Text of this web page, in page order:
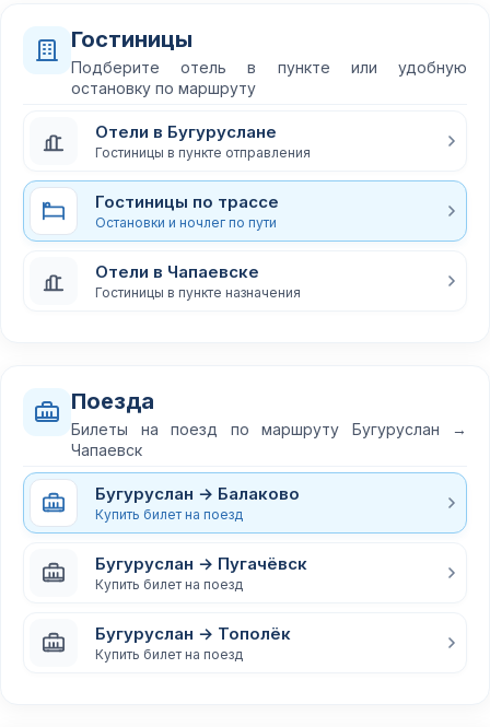
Гостиницы
Подберите отель в пункте или удобную
остановку по маршруту
Отели в Бугуруслане
Гостиницы в пункте отправления
Гостиницы по трассе
Остановки и ночлег по пути
Отели в Чапаевске
Гостиницы в пункте назначения
Поезда
Билеты на поезд по маршруту Бугуруслан →
Чапаевск
Бугуруслан → Балаково
Купить билет на поезд
Бугуруслан → Пугачёвск
Купить билет на поезд
Бугуруслан → Тополёк
Купить билет на поезд